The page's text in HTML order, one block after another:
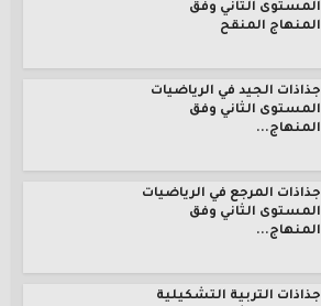
المستوى الثاني وفق
المنهاج المنقح
جذاذات الجيد في الرياضيات
المستوى الثاني وفق
المنهاج...
جذاذات المرجع في الرياضيات
المستوى الثاني وفق
المنهاج...
جذاذات التربية التشكيلية